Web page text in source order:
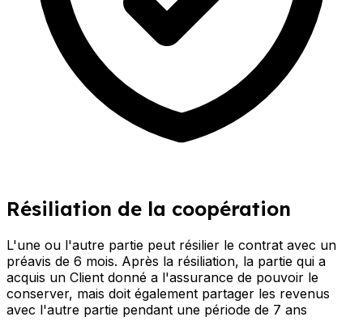
Résiliation de la coopération
L'une ou l'autre partie peut résilier le contrat avec un
préavis de 6 mois. Après la résiliation, la partie qui a
acquis un Client donné a l'assurance de pouvoir le
conserver, mais doit également partager les revenus
avec l'autre partie pendant une période de 7 ans